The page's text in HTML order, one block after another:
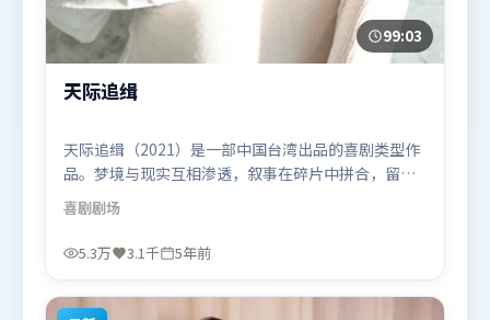
99:03
天际追缉
天际追缉（2021）是一部中国台湾出品的喜剧类型作
品。梦境与现实互相渗透，叙事在碎片中拼合，留给
观众回味空间。群像刻画各有弧光，配角亦承担叙事
推进功能。由贾樟柯执导，咏梅、孙艺珍、全智贤，
梁朝伟、吴京等联袂出演。影片于2021年4月21日
材的观众观看。
喜剧剧场
5.3万 3.1千 5年前